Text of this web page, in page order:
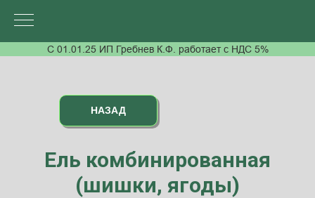
С 01.01.25 ИП Гребнев К.Ф. работает с НДС 5%
НАЗАД
Ель комбинированная
(шишки, ягоды)